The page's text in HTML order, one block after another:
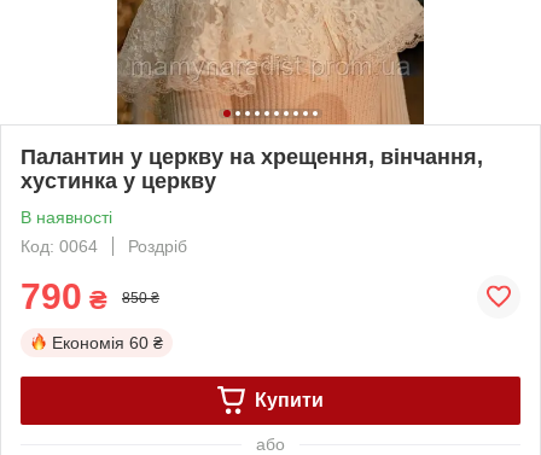
Палантин у церкву на хрещення, вінчання,
хустинка у церкву
В наявності
Код: 0064
Роздріб
790 ₴ 850 ₴
Економія 60 ₴
Купити
або